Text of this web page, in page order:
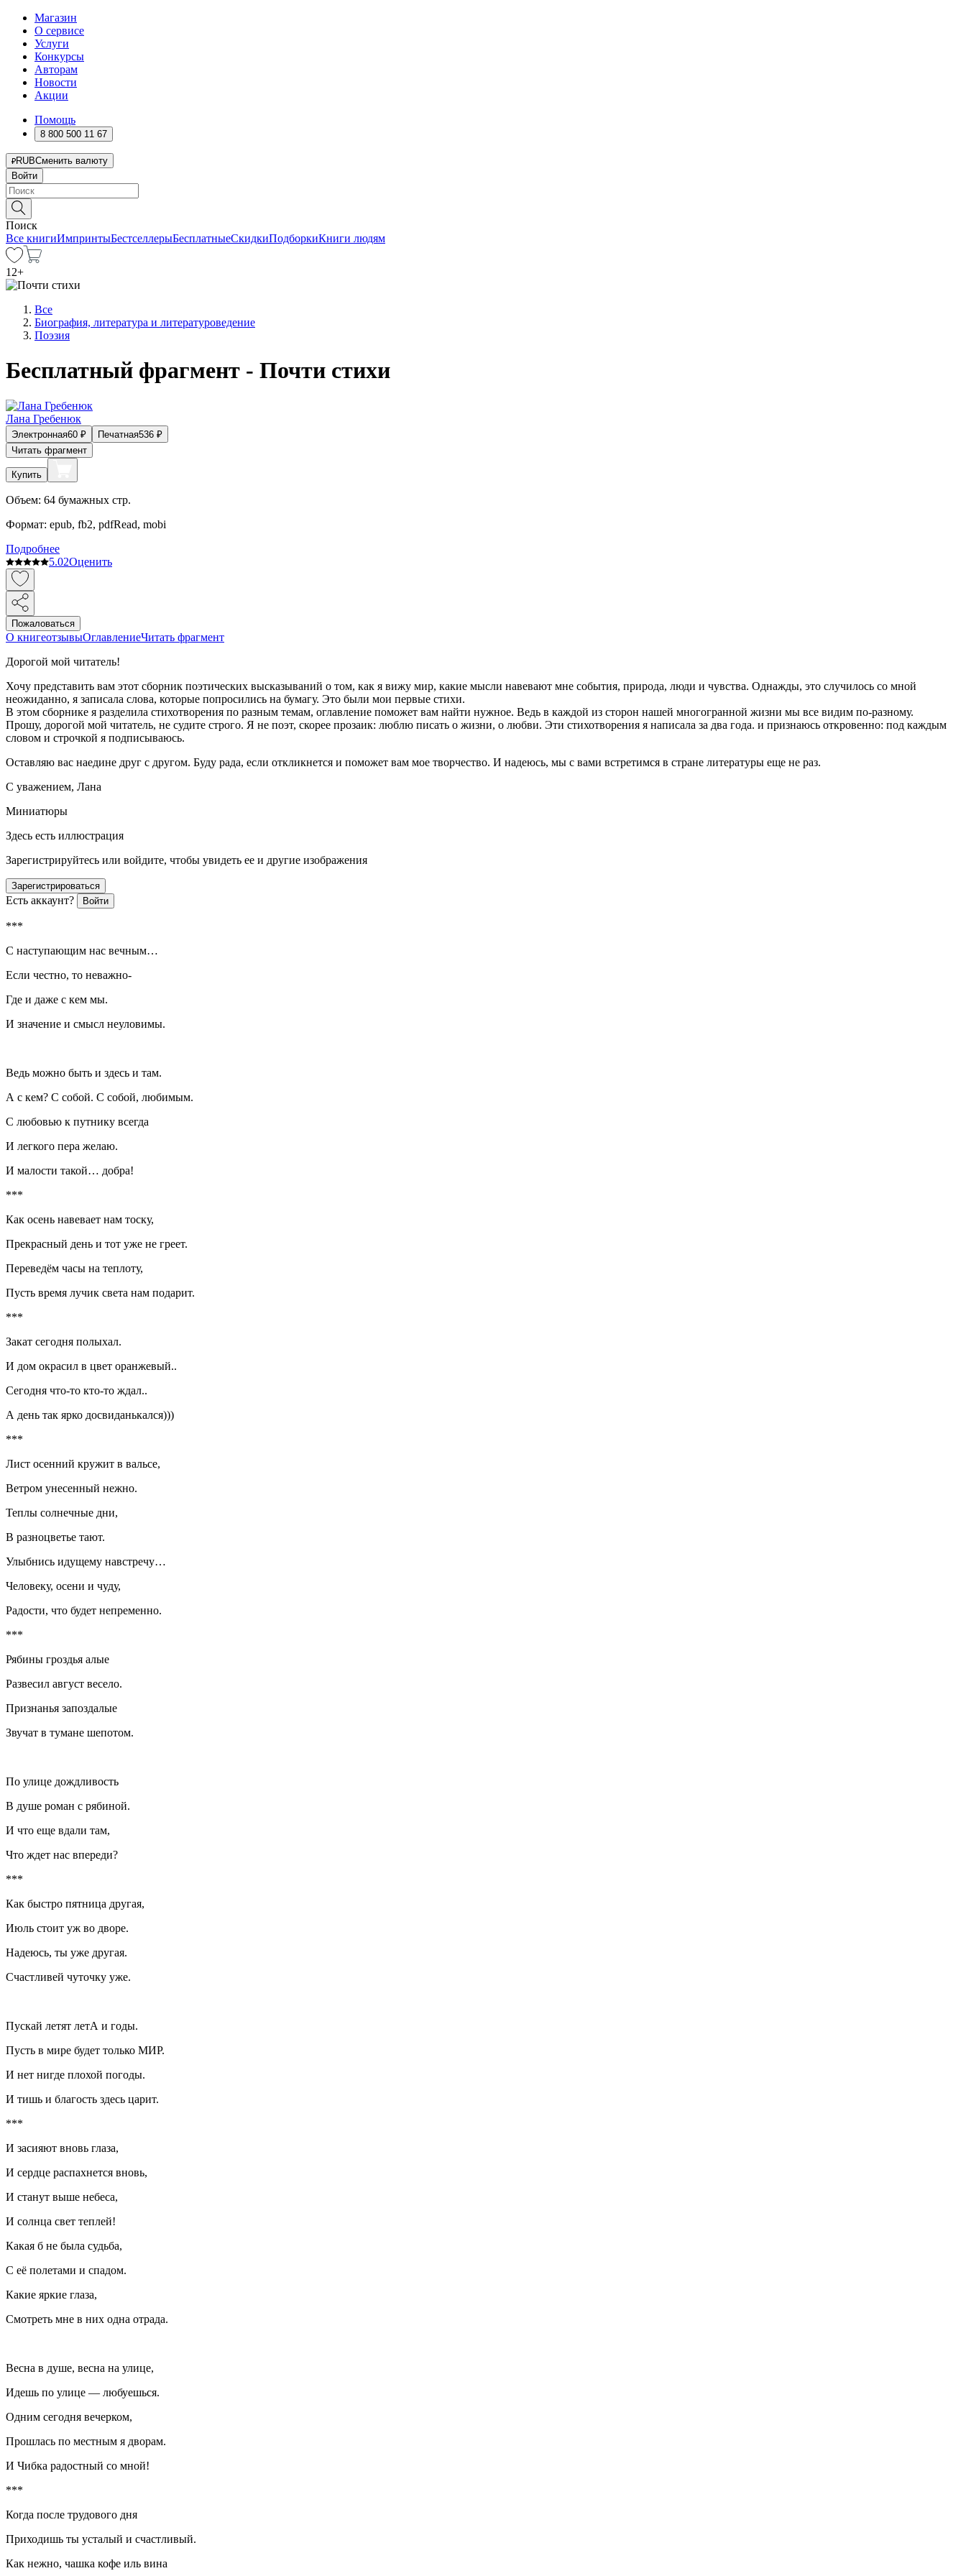
Магазин
О сервисе
Услуги
Конкурсы
Авторам
Новости
Акции
Помощь
8 800 500 11 67
RUBСменить валюту
Войти
Поиск
Все книгиИмпринтыБестселлерыБесплатныеСкидкиПодборкиКниги людям
12+
Все
Биография, литература и литературоведение
Поэзия
Бесплатный фрагмент - Почти стихи
Лана Гребенюк
Электронная60 ₽ Печатная536 ₽
Читать фрагмент
Купить
Объем: 64 бумажных стр.
Формат: epub, fb2, pdfRead, mobi
Подробнее
5.02Оценить
Пожаловаться
О книгеотзывыОглавлениеЧитать фрагмент
Дорогой мой читатель!
Хочу представить вам этот сборник поэтических высказываний о том, как я вижу мир, какие мысли навевают мне события, природа, люди и чувства. Однажды, это случилось со мной
неожиданно, я записала слова, которые попросились на бумагу. Это были мои первые стихи.
В этом сборнике я разделила стихотворения по разным темам, оглавление поможет вам найти нужное. Ведь в каждой из сторон нашей многогранной жизни мы все видим по-разному.
Прошу, дорогой мой читатель, не судите строго. Я не поэт, скорее прозаик: люблю писать о жизни, о любви. Эти стихотворения я написала за два года. и признаюсь откровенно: под каждым
словом и строчкой я подписываюсь.
Оставляю вас наедине друг с другом. Буду рада, если откликнется и поможет вам мое творчество. И надеюсь, мы с вами встретимся в стране литературы еще не раз.
С уважением, Лана
Миниатюры
Здесь есть иллюстрация
Зарегистрируйтесь или войдите, чтобы увидеть ее и другие изображения
Зарегистрироваться
Есть аккаунт? Войти
***
С наступающим нас вечным…
Если честно, то неважно-
Где и даже с кем мы.
И значение и смысл неуловимы.
Ведь можно быть и здесь и там.
А с кем? С собой. С собой, любимым.
С любовью к путнику всегда
И легкого пера желаю.
И малости такой… добра!
***
Как осень навевает нам тоску,
Прекрасный день и тот уже не греет.
Переведём часы на теплоту,
Пусть время лучик света нам подарит.
***
Закат сегодня полыхал.
И дом окрасил в цвет оранжевый..
Сегодня что-то кто-то ждал..
А день так ярко досвиданькался)))
***
Лист осенний кружит в вальсе,
Ветром унесенный нежно.
Теплы солнечные дни,
В разноцветье тают.
Улыбнись идущему навстречу…
Человеку, осени и чуду,
Радости, что будет непременно.
***
Рябины гроздья алые
Развесил август весело.
Признанья запоздалые
Звучат в тумане шепотом.
По улице дождливость
В душе роман с рябиной.
И что еще вдали там,
Что ждет нас впереди?
***
Как быстро пятница другая,
Июль стоит уж во дворе.
Надеюсь, ты уже другая.
Счастливей чуточку уже.
Пускай летят летА и годы.
Пусть в мире будет только МИР.
И нет нигде плохой погоды.
И тишь и благость здесь царит.
***
И засияют вновь глаза,
И сердце распахнется вновь,
И станут выше небеса,
И солнца свет теплей!
Какая б не была судьба,
С её полетами и спадом.
Какие яркие глаза,
Смотреть мне в них одна отрада.
Весна в душе, весна на улице,
Идешь по улице — любуешься.
Одним сегодня вечерком,
Прошлась по местным я дворам.
И Чибка радостный со мной!
***
Когда после трудового дня
Приходишь ты усталый и счастливый.
Как нежно, чашка кофе иль вина